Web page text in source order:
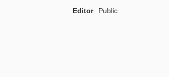
Editor
Public